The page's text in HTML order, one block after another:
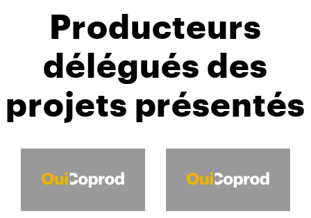
Producteurs
délégués des
projets présentés